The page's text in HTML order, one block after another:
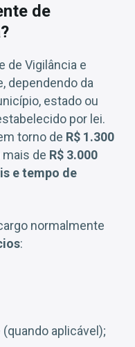
de
de Vigilância e
dependendo da
estado ou
por lei.
torno de R$ 1.300
mais de R$ 3.000
e tempo de
normalmente
:
aplicável);